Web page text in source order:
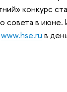
конкурс
совета в
www.hse.ru в